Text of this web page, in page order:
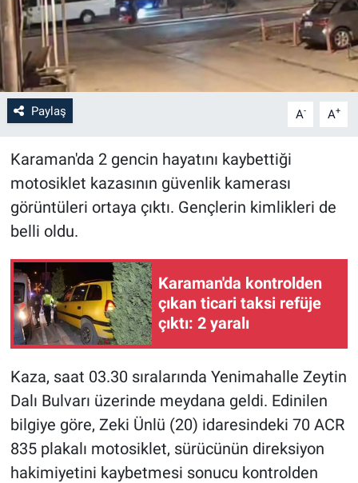
Paylaş A- A+
Karaman'da 2 gencin hayatını kaybettiği
motosiklet kazasının güvenlik kamerası
görüntüleri ortaya çıktı. Gençlerin kimlikleri de
belli oldu.
Karaman'da kontrolden
çıkan ticari taksi refüje
çıktı: 2 yaralı
Kaza, saat 03.30 sıralarında Yenimahalle Zeytin
Dalı Bulvarı üzerinde meydana geldi. Edinilen
bilgiye göre, Zeki Ünlü (20) idaresindeki 70 ACR
835 plakalı motosiklet, sürücünün direksiyon
hakimiyetini kaybetmesi sonucu kontrolden